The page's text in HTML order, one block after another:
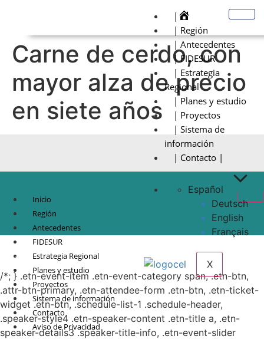
|
| Región
| Antecedentes
| FIDESUR
| Estrategia
Regional
| Planes y estudio
| Proyectos
| Sistema de
información
| Contacto |
Español
Deutsch
English
Français
X
Carne de cerdo, con
mayor alza de precio
en siete años
Inicio
Región
Antecedentes
FIDESUR
Estrategia Regional
Planes y estudio
Proyectos
Sistema de información
Contacto
Aviso de Privacidad
© Copyright 2021.
Sureste.
/*; } .etn-event-item .etn-event-category span, .etn-btn,
.attr-btn-primary, .etn-attendee-form .etn-btn, .etn-ticket-
widget .etn-btn, .schedule-list-1 .schedule-header,
.speaker-style4 .etn-speaker-content .etn-title a, .etn-
speaker-details3 .speaker-title-info, .etn-event-slider